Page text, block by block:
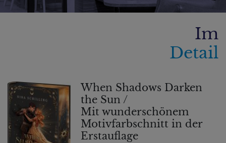
Im
Detail
When Shadows Darken
the Sun /
Mit wunderschönem
Motivfarbschnitt in der
Erstauflage